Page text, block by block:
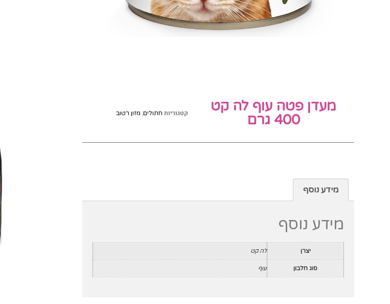
מעדן פטה עוף לה קט
400 גרם
קטגוריות חתולים, מזון רטוב
מידע נוסף
מידע נוסף
יצרן לה קט
סוג חלבון עוף